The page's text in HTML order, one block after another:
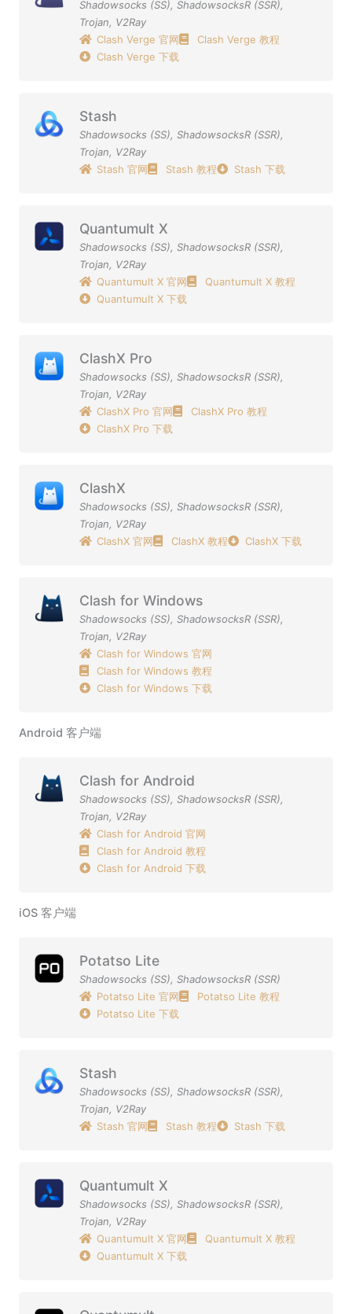
Shadowsocks (SS), ShadowsocksR (SSR),
Trojan, V2Ray
Clash Verge 官网
Clash Verge 教程
Clash Verge 下载
Stash
Shadowsocks (SS), ShadowsocksR (SSR),
Trojan, V2Ray
Stash 官网
Stash 教程 Stash 下载
Quantumult X
Shadowsocks (SS), ShadowsocksR (SSR),
Trojan, V2Ray
Quantumult X 官网
Quantumult X 教程
Quantumult X 下载
ClashX Pro
Shadowsocks (SS), ShadowsocksR (SSR),
Trojan, V2Ray
ClashX Pro 官网
ClashX Pro 教程
ClashX Pro 下载
ClashX
Shadowsocks (SS), ShadowsocksR (SSR),
Trojan, V2Ray
ClashX 官网
ClashX 教程 ClashX 下载
Clash for Windows
Shadowsocks (SS), ShadowsocksR (SSR),
Trojan, V2Ray
Clash for Windows 官网
Clash for Windows 教程
Clash for Windows 下载
Android 客户端
Clash for Android
Shadowsocks (SS), ShadowsocksR (SSR),
Trojan, V2Ray
Clash for Android 官网
Clash for Android 教程
Clash for Android 下载
iOS 客户端
Potatso Lite
Shadowsocks (SS), ShadowsocksR (SSR)
Potatso Lite 官网
Potatso Lite 教程
Potatso Lite 下载
Stash
Shadowsocks (SS), ShadowsocksR (SSR),
Trojan, V2Ray
Stash 官网
Stash 教程 Stash 下载
Quantumult X
Shadowsocks (SS), ShadowsocksR (SSR),
Trojan, V2Ray
Quantumult X 官网
Quantumult X 教程
Quantumult X 下载